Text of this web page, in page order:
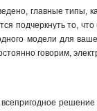
главные типы,
подчеркнуть то,
модели для
говорим,